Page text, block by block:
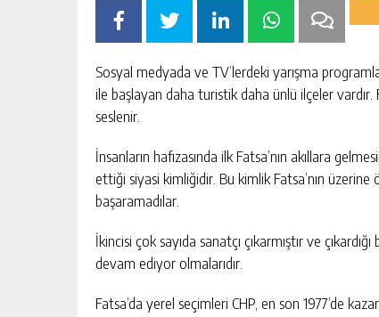
Sosyal medyada ve TV’lerdeki yarışma
ile başlayan daha turistik daha ünlü ilçeler vardır.
seslenir.
İnsanların hafızasında ilk Fatsa’nın akıllara
ettiği siyasi kimliğidir. Bu kimlik Fatsa’nın
başaramadılar.
İkincisi çok sayıda sanatçı çıkarmıştır ve
devam ediyor olmalarıdır.
Fatsa’da yerel seçimleri CHP, en son 1977’de